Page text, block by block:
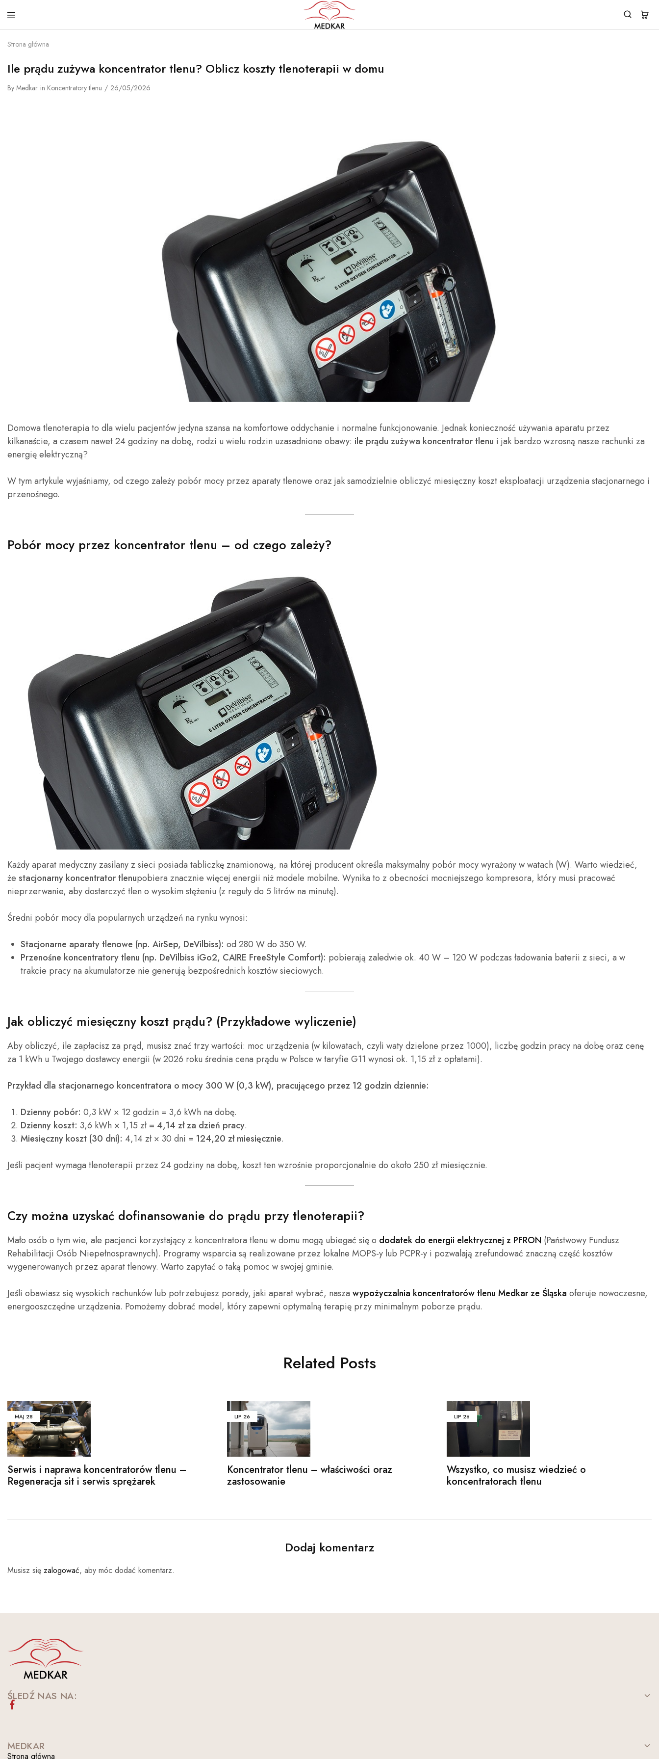
MEDKAR
Koncentratory
do
tlenoterapii
Strona główna
Ile prądu zużywa koncentrator tlenu? Oblicz koszty tlenoterapii w domu
By Medkar in Koncentratory tlenu 26/05/2026
Domowa tlenoterapia to dla wielu pacjentów jedyna szansa na komfortowe oddychanie i normalne funkcjonowanie. Jednak konieczność używania aparatu przez
kilkanaście, a czasem nawet 24 godziny na dobę, rodzi u wielu rodzin uzasadnione obawy: ile prądu zużywa koncentrator tlenu i jak bardzo wzrosną nasze rachunki za
energię elektryczną?
W tym artykule wyjaśniamy, od czego zależy pobór mocy przez aparaty tlenowe oraz jak samodzielnie obliczyć miesięczny koszt eksploatacji urządzenia stacjonarnego i
przenośnego.
Pobór mocy przez koncentrator tlenu – od czego zależy?
Każdy aparat medyczny zasilany z sieci posiada tabliczkę znamionową, na której producent określa maksymalny pobór mocy wyrażony w watach (W). Warto wiedzieć,
że stacjonarny koncentrator tlenupobiera znacznie więcej energii niż modele mobilne. Wynika to z obecności mocniejszego kompresora, który musi pracować
nieprzerwanie, aby dostarczyć tlen o wysokim stężeniu (z reguły do 5 litrów na minutę).
Średni pobór mocy dla popularnych urządzeń na rynku wynosi:
Stacjonarne aparaty tlenowe (np. AirSep, DeVilbiss): od 280 W do 350 W.
Przenośne koncentratory tlenu (np. DeVilbiss iGo2, CAIRE FreeStyle Comfort): pobierają zaledwie ok. 40 W – 120 W podczas ładowania baterii z sieci, a w
trakcie pracy na akumulatorze nie generują bezpośrednich kosztów sieciowych.
Jak obliczyć miesięczny koszt prądu? (Przykładowe wyliczenie)
Aby obliczyć, ile zapłacisz za prąd, musisz znać trzy wartości: moc urządzenia (w kilowatach, czyli waty dzielone przez 1000), liczbę godzin pracy na dobę oraz cenę
za 1 kWh u Twojego dostawcy energii (w 2026 roku średnia cena prądu w Polsce w taryfie G11 wynosi ok. 1,15 zł z opłatami).
Przykład dla stacjonarnego koncentratora o mocy 300 W (0,3 kW), pracującego przez 12 godzin dziennie:
Dzienny pobór: 0,3 kW × 12 godzin = 3,6 kWh na dobę.
Dzienny koszt: 3,6 kWh × 1,15 zł = 4,14 zł za dzień pracy.
Miesięczny koszt (30 dni): 4,14 zł × 30 dni = 124,20 zł miesięcznie.
Jeśli pacjent wymaga tlenoterapii przez 24 godziny na dobę, koszt ten wzrośnie proporcjonalnie do około 250 zł miesięcznie.
Czy można uzyskać dofinansowanie do prądu przy tlenoterapii?
Mało osób o tym wie, ale pacjenci korzystający z koncentratora tlenu w domu mogą ubiegać się o dodatek do energii elektrycznej z PFRON (Państwowy Fundusz
Rehabilitacji Osób Niepełnosprawnych). Programy wsparcia są realizowane przez lokalne MOPS-y lub PCPR-y i pozwalają zrefundować znaczną część kosztów
wygenerowanych przez aparat tlenowy. Warto zapytać o taką pomoc w swojej gminie.
Jeśli obawiasz się wysokich rachunków lub potrzebujesz porady, jaki aparat wybrać, nasza wypożyczalnia koncentratorów tlenu Medkar ze Śląska oferuje nowoczesne,
energooszczędne urządzenia. Pomożemy dobrać model, który zapewni optymalną terapię przy minimalnym poborze prądu.
Related Posts
MAJ 28
Serwis i naprawa koncentratorów tlenu –
Regeneracja sit i serwis sprężarek
LIP 26
Koncentrator tlenu – właściwości oraz
zastosowanie
LIP 26
Wszystko, co musisz wiedzieć o
koncentratorach tlenu
Dodaj komentarz
Musisz się zalogować, aby móc dodać komentarz.
ŚLEDŹ NAS NA:
MEDKAR
Strona główna